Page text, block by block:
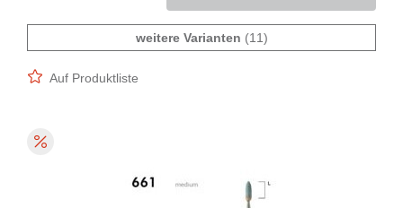
weitere Varianten (11)
Auf Produktliste